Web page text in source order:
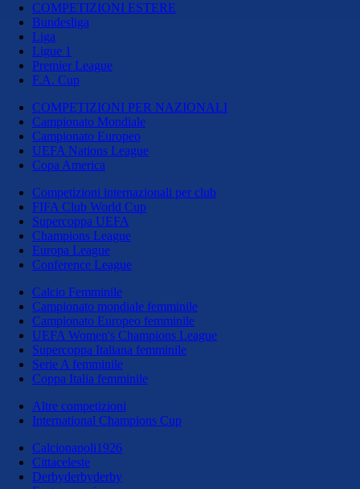
COMPETIZIONI ESTERE
Bundesliga
Liga
Ligue 1
Premier League
F.A. Cup
COMPETIZIONI PER NAZIONALI
Campionato Mondiale
Campionato Europeo
UEFA Nations League
Copa America
Competizioni internazionali per club
FIFA Club World Cup
Supercoppa UEFA
Champions League
Europa League
Conference League
Calcio Femminile
Campionato mondiale femminile
Campionato Europeo femminile
UEFA Women's Champions League
Supercoppa Italiana femminile
Serie A femminile
Coppa Italia femminile
Altre competizioni
International Champions Cup
Calcionapoli1926
Cittaceleste
Derbyderbyderby